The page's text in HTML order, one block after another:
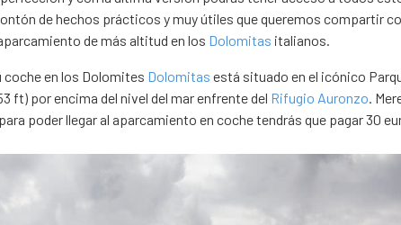
de hechos prácticos y muy útiles que queremos compartir
de más altitud en los Dolomitas italianos.
coche en los Dolomites Dolomitas está situado en el icónico
ft) por encima del nivel del mar enfrente del Rifugio Auronzo.
poder llegar al aparcamiento en coche tendrás que pagar 30